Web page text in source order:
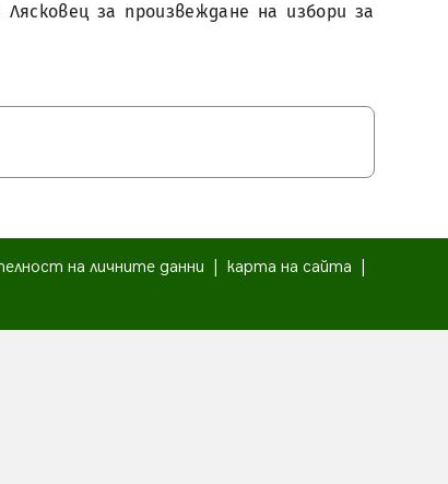
за произвеждане на избори за
на личните данни карта на сайта